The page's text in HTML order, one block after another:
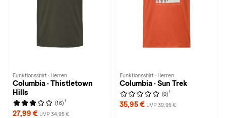
Funktionsshirt · Herren
Columbia · Thistletown
Hills
(16) 1
27,99 € UVP 34,95 €
Funktionsshirt · Herren
Columbia · Sun Trek
(0) 1
35,95 € UVP 39,95 €